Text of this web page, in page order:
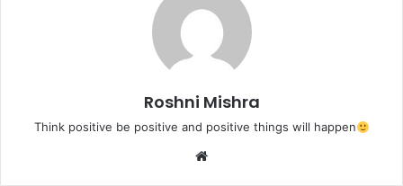
Roshni Mishra
Think positive be positive and positive things will happen